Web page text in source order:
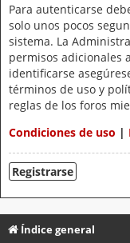
Para autenticarse
solo unos pocos
sistema. La
permisos adicionales
identificarse
términos de uso y
reglas de los foros
Condiciones de uso |
Registrarse
Índice general